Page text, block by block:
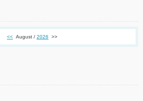
<< August / 2026 >>